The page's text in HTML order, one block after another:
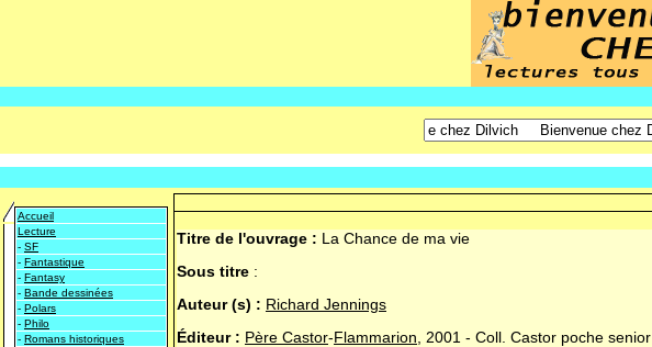
Accueil
Lecture
- SF
- Fantastique
- Fantasy
- Bande dessinées
- Polars
- Philo
- Romans historiques
Titre de l'ouvrage : La Chance de ma vie
Sous titre :
Auteur (s) : Richard Jennings
Éditeur : Père Castor-Flammarion , 2001 - Coll. Castor poche senior